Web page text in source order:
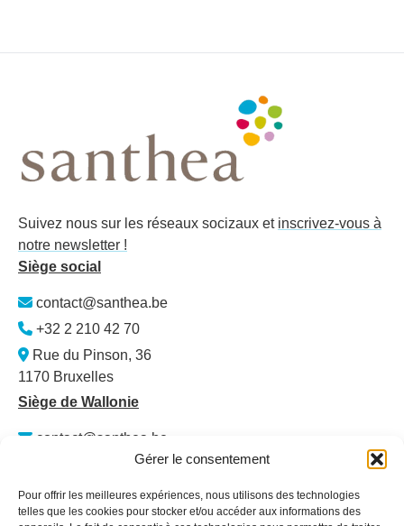
Gérer le consentement
Pour offrir les meilleures expériences, nous utilisons des technologies
telles que les cookies pour stocker et/ou accéder aux informations des
Suivez nous sur les réseaux socizaux et inscrivez-vous à
notre newsletter !
Siège social
contact@santhea.be
+32 2 210 42 70
Rue du Pinson, 36
1170 Bruxelles
Siège de Wallonie
contact@santhea.be
Namur Office Park
5101 Loyers